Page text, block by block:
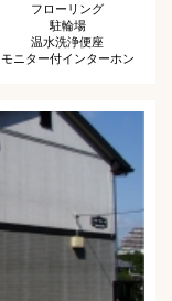
フローリング
駐輪場
温水洗浄便座
モニター付インターホン